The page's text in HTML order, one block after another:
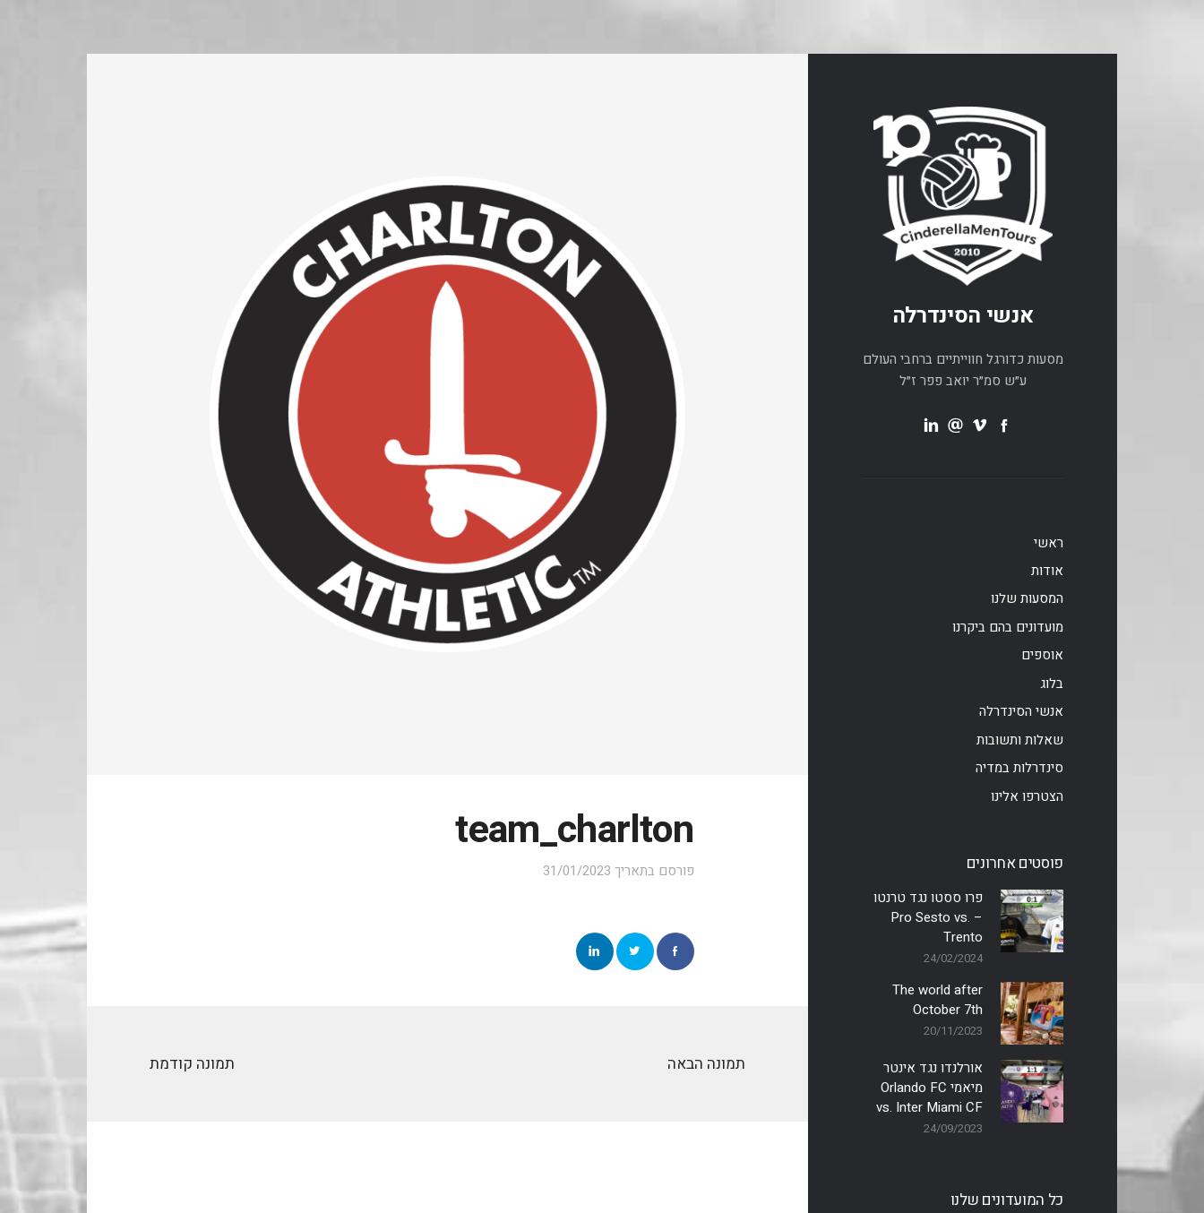
אנשי הסינדרלה
מסעות כדורגל חווייתיים ברחבי העולם
ע״ש סמ״ר יואב פפר ז״ל
ראשי
אודות
המסעות שלנו
מועדונים בהם ביקרנו
אוספים
בלוג
אנשי הסינדרלה
שאלות ותשובות
סינדרלות במדיה
הצטרפו אלינו
פוסטים אחרונים
פרו ססטו נגד טרנטו
– Pro Sesto vs.
Trento
24/02/2024
The world after
October 7th
20/11/2023
אורלנדו נגד אינטר
מיאמי Orlando FC
vs. Inter Miami CF
24/09/2023
כל המועדונים שלנו
team_charlton
פורסם בתאריך 31/01/2023
תמונה קודמת תמונה הבאה